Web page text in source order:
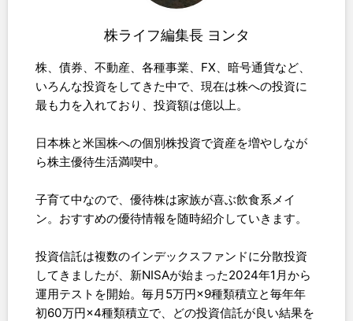
株ライフ編集長 ヨンタ
株、債券、不動産、各種事業、FX、暗号通貨など、
いろんな投資をしてきた中で、現在は株への投資に
最も力を入れており、投資額は億以上。
日本株と米国株への個別株投資で資産を増やしなが
ら株主優待生活満喫中。
子育て中なので、優待株は家族が喜ぶ飲食系メイ
ン。おすすめの優待情報を随時紹介していきます。
投資信託は複数のインデックスファンドに分散投資
してきましたが、新NISAが始まった2024年1月から
運用テストを開始。毎月5万円×9種類積立と毎年年
初60万円×4種類積立で、どの投資信託が良い結果を